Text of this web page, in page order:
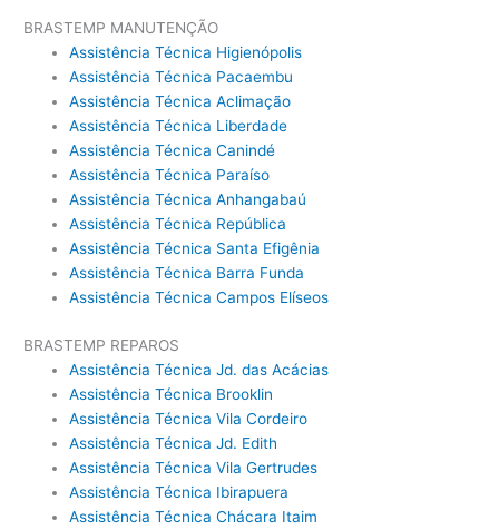
BRASTEMP MANUTENÇÃO
Assistência Técnica Higienópolis
Assistência Técnica Pacaembu
Assistência Técnica Aclimação
Assistência Técnica Liberdade
Assistência Técnica Canindé
Assistência Técnica Paraíso
Assistência Técnica Anhangabaú
Assistência Técnica República
Assistência Técnica Santa Efigênia
Assistência Técnica Barra Funda
Assistência Técnica Campos Elíseos
BRASTEMP REPAROS
Assistência Técnica Jd. das Acácias
Assistência Técnica Brooklin
Assistência Técnica Vila Cordeiro
Assistência Técnica Jd. Edith
Assistência Técnica Vila Gertrudes
Assistência Técnica Ibirapuera
Assistência Técnica Chácara Itaim